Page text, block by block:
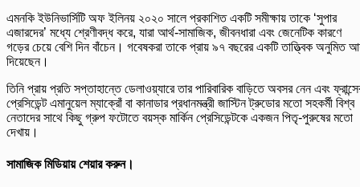
এমনকি ইউনিভার্সিটি অফ ইলিনয় ২০২০ সালে প্রকাশিত একটি সমীক্ষায় তাকে ‘সুপার
এজারদের’ মধ্যে শ্রেণীবদ্ধ করে, যারা আর্থ-সামাজিক, জীবনধারা এবং জেনেটিক কারণে
গড়ের চেয়ে বেশি দিন বাঁচেন। গবেষকরা তাকে প্রায় ৯৭ বছরের একটি তাত্ত্বিক অনুমিত
দিয়েছেন।
তিনি প্রায় প্রতি সপ্তাহান্তে ডেলাওয়্যারে তার পারিবারিক বাড়িতে অবসর নেন এবং
প্রেসিডেন্ট এমানুয়েল ম্যাক্রোঁ বা কানাডার প্রধানমন্ত্রী জাস্টিন ট্রুডোর মতো সহকর্মী বিশ্ব
নেতাদের সাথে কিছু গ্রুপ ফটোতে বয়স্ক মার্কিন প্রেসিডেন্টকে একজন পিতৃ-পুরুষের মতো
দেখায়।
সামাজিক মিডিয়ায় শেয়ার করুন।